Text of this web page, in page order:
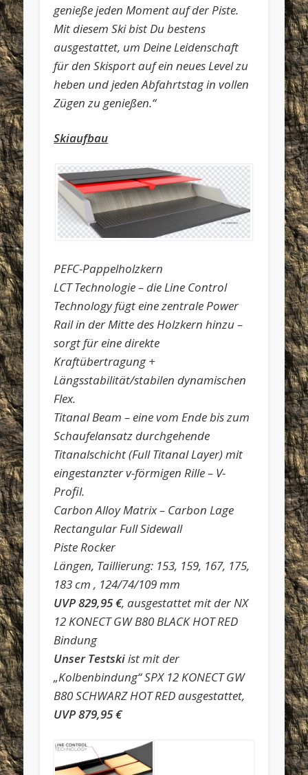
genieße jeden Moment auf der Piste.
Mit diesem Ski bist Du bestens
ausgestattet, um Deine Leidenschaft
für den Skisport auf ein neues Level zu
heben und jeden Abfahrtstag in vollen
Zügen zu genießen.“
Skiaufbau
PEFC-Pappelholzkern
LCT Technologie – die Line Control
Technology fügt eine zentrale Power
Rail in der Mitte des Holzkern hinzu –
sorgt für eine direkte
Kraftübertragung +
Längsstabilität/stabilen dynamischen
Flex.
Titanal Beam – eine vom Ende bis zum
Schaufelansatz durchgehende
Titanalschicht (Full Titanal Layer) mit
eingestanzter v-förmigen Rille – V-
Profil.
Carbon Alloy Matrix – Carbon Lage
Rectangular Full Sidewall
Piste Rocker
Längen, Taillierung: 153, 159, 167, 175,
183 cm , 124/74/109 mm
UVP 829,95 €, ausgestattet mit der NX
12 KONECT GW B80 BLACK HOT RED
Bindung
Unser Testskiist mit der
„Kolbenbindung“ SPX 12 KONECT GW
B80 SCHWARZ HOT RED ausgestattet,
UVP 879,95 €